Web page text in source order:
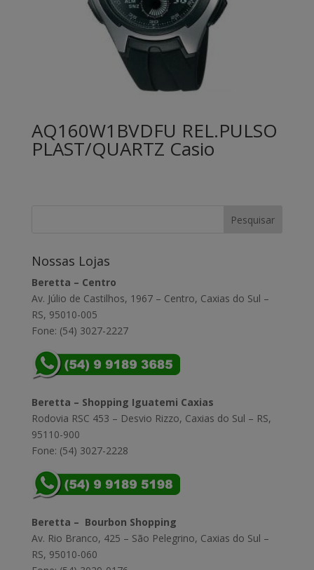
AQ160W1BVDFU REL.PULSO
PLAST/QUARTZ Casio
Nossas Lojas
Beretta – Centro
Av. Júlio de Castilhos, 1967 – Centro, Caxias do Sul –
RS, 95010-005
Fone: (54) 3027-2227
Beretta – Shopping Iguatemi Caxias
Rodovia RSC 453 – Desvio Rizzo, Caxias do Sul – RS,
95110-900
Fone: (54) 3027-2228
Beretta – Bourbon Shopping
Av. Rio Branco, 425 – São Pelegrino, Caxias do Sul –
RS, 95010-060